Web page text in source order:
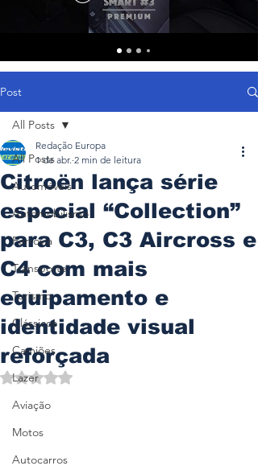
Post
All Posts
Automóveis
Automobilismo
Ferrovia
Transporte
Turismo
Clássicos
Camiões
Lazer
Aviação
Motos
Autocarros
All Posts
Citroën lança série
especial “Collection”
para C3, C3 Aircross e
C4 com mais
equipamento e
identidade visual
reforçada
Redação Europa
1 de abr. 2 min de leitura
Avaliado com NaN de 5 estrelas.